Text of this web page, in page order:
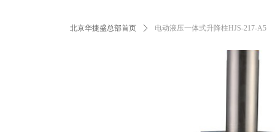
北京华捷盛总部首页 ꄲ 电动液压一体式升降柱HJS-217-A5